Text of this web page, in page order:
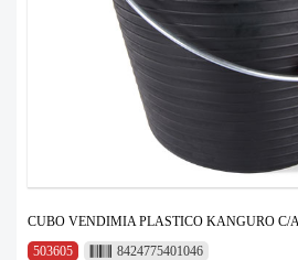
CUBO VENDIMIA PLASTICO KANGURO C/
503605
8424775401046